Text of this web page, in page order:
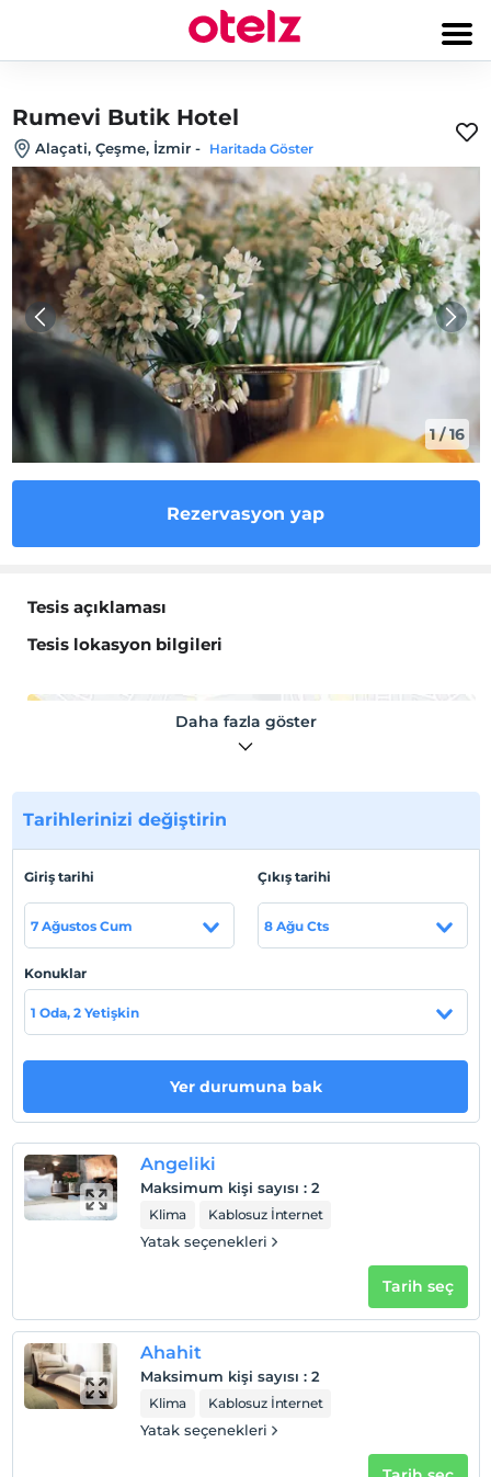
Rumevi Butik Hotel
Alaçati, Çeşme, İzmir - Haritada Göster
1/16
Rezervasyon yap
Tesis açıklaması
Tesis lokasyon bilgileri
Otel koşulları
Check/in
En erken saat 14:00 ve sonrası
Check/out
En geç saat 12:00 ve öncesi
Evcil hayvan kabul edilmemektedir.
Sigara
Odalarda sigara içilmez
Çocuklar
2 yaşına kadar olan bebekler ücretsizdir.
Her bir oda için 7 yaşına kadar 1 çocuk ücretsizdir
Daha fazla göster
Tarihlerinizi değiştirin
Giriş tarihi
7 Ağustos Cum
Çıkış tarihi
8 Ağu Cts
Konuklar
1 Oda, 2 Yetişkin
Yer durumuna bak
Angeliki
Maksimum kişi sayısı : 2
Klima Kablosuz İnternet
Yatak seçenekleri
Tarih seç
Ahahit
Maksimum kişi sayısı : 2
Klima Kablosuz İnternet
Yatak seçenekleri